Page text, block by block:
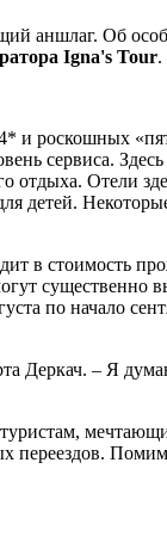
аншлаг. Об
Igna's Tour.
и роскошных
сервиса.
отдыха. Отели
детей.
в стоимость
существенно
по начало
Деркач. – Я
переездов.